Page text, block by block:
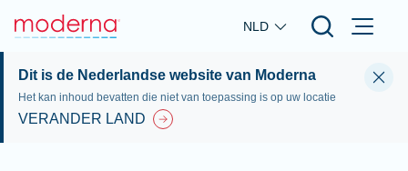
Skip to main content
NLD
Dit is de Nederlandse website van Moderna
Het kan inhoud bevatten die niet van toepassing is op uw locatie
VERANDER LAND